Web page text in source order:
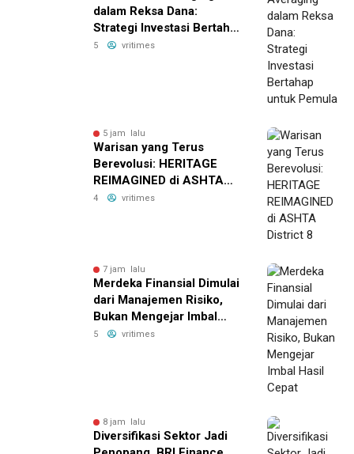
dalam Reksa Dana:
Strategi Investasi Bertahap
untuk Pemula
5 vritimes
5 jam lalu
Warisan yang Terus
Berevolusi: HERITAGE
REIMAGINED di ASHTA
District 8
4 vritimes
7 jam lalu
Merdeka Finansial Dimulai
dari Manajemen Risiko,
Bukan Mengejar Imbal
Hasil Cepat
5 vritimes
8 jam lalu
Diversifikasi Sektor Jadi